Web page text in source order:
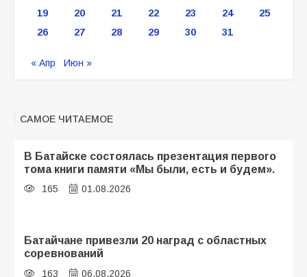
19
20 21 22 23 24
25
26
27 28 29 30 31
« Апр Июн »
САМОЕ ЧИТАЕМОЕ
В Батайске состоялась презентация первого
тома книги памяти «Мы были, есть и будем».
165 01.08.2026
Батайчане привезли 20 наград с областных
соревнований
163 06.08.2026